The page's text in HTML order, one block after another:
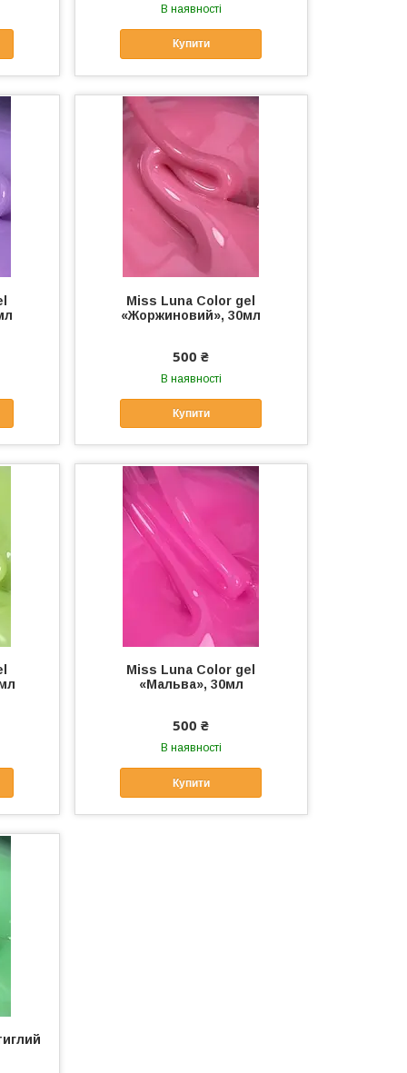
В наявності
Купити
Miss Luna Color gel
«Жоржиновий», 30мл
500 ₴
В наявності
Купити
Miss Luna Color gel
«Мальва», 30мл
500 ₴
В наявності
Купити